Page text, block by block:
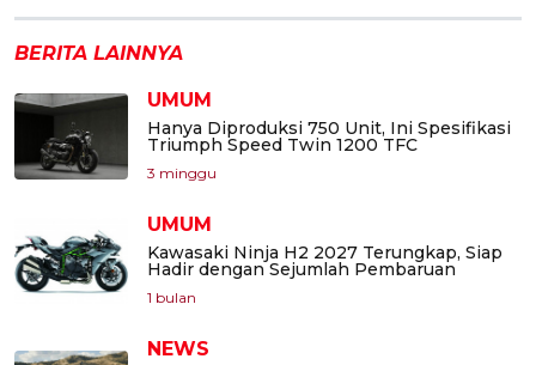
BERITA LAINNYA
UMUM
Hanya Diproduksi 750 Unit, Ini Spesifikasi
Triumph Speed Twin 1200 TFC
3 minggu
UMUM
Kawasaki Ninja H2 2027 Terungkap, Siap
Hadir dengan Sejumlah Pembaruan
1 bulan
NEWS